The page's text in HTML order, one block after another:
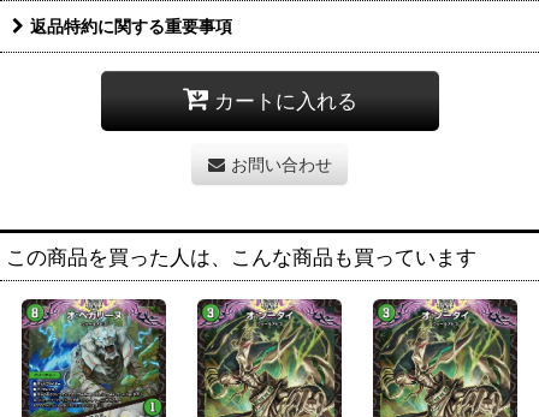
返品特約に関する重要事項
カートに入れる
お問い合わせ
この商品を買った人は、こんな商品も買っています